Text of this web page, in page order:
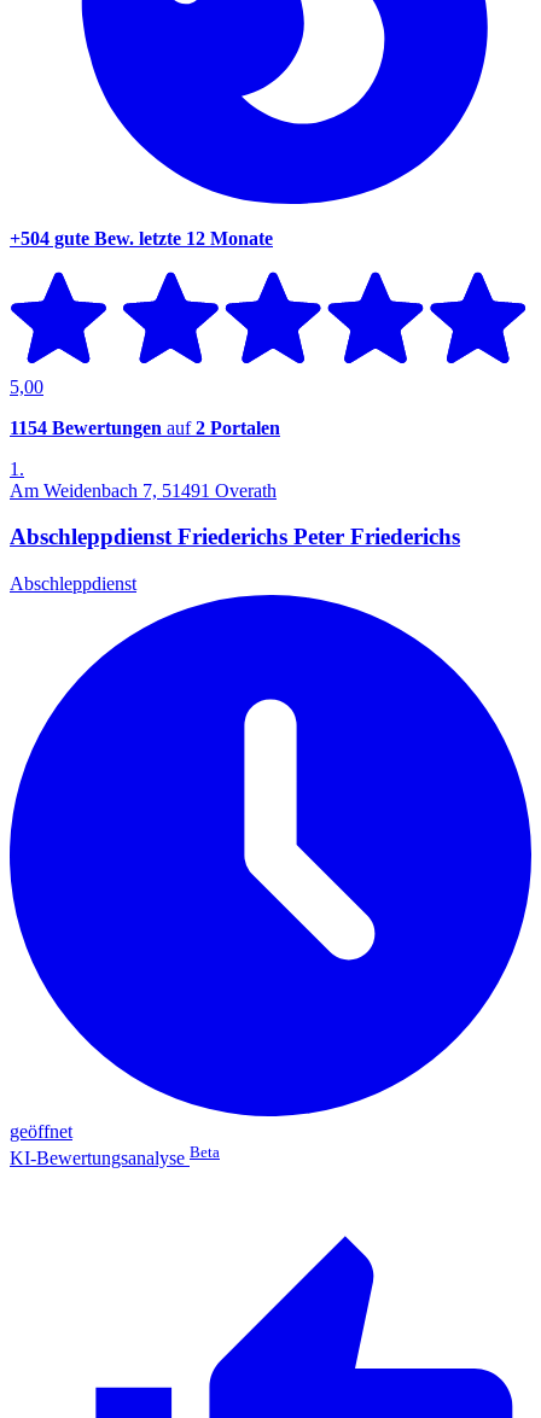
+504 gute Bew. letzte 12 Monate
5,00
1154 Bewertungen auf2 Portalen
1.
Am Weidenbach 7, 51491 Overath
Abschleppdienst Friederichs Peter Friederichs
Abschleppdienst
geöffnet
KI-Bewertungsanalyse Beta